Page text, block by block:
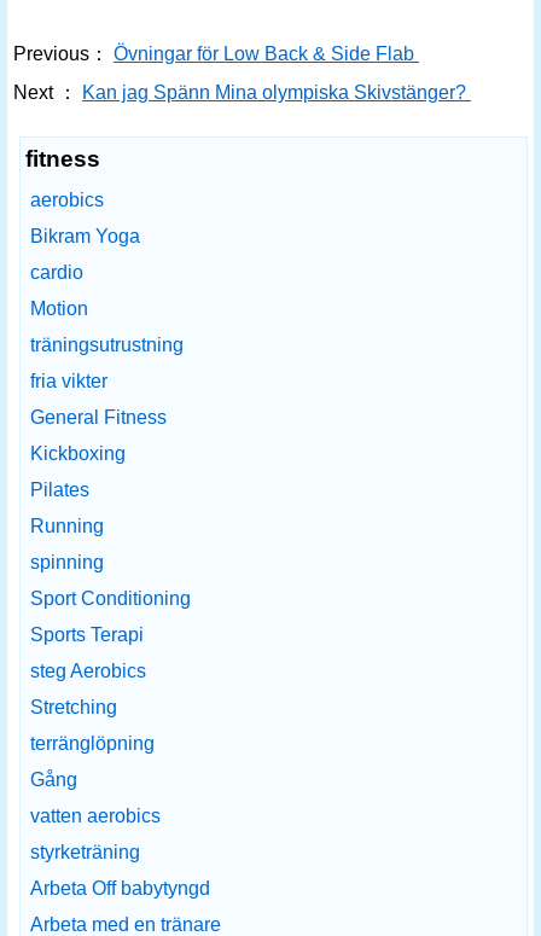
Previous：
Övningar för Low Back & Side Flab
Next ：
Kan jag Spänn Mina olympiska Skivstänger?
fitness
aerobics
Bikram Yoga
cardio
Motion
träningsutrustning
fria vikter
General Fitness
Kickboxing
Pilates
Running
spinning
Sport Conditioning
Sports Terapi
steg Aerobics
Stretching
terränglöpning
Gång
vatten aerobics
styrketräning
Arbeta Off babytyngd
Arbeta med en tränare